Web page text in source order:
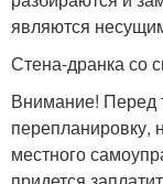
являются
Стена-дранка со
Внимание! Перед
перепланировку,
местного